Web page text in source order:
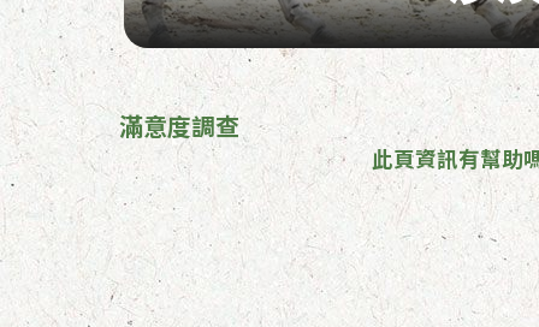
滿意度調查
此頁資訊有幫助